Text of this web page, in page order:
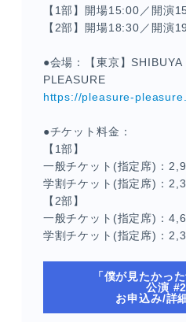
【1部】開場15:00／開演
【2部】開場18:30／開演
●会場：【東京】SHIBUYA
PLEASURE
https://pleasure-
●チケット料金：
【1部】
一般チケット(指定席)：
学割チケット(指定席)：
【2部】
一般チケット(指定席)：
学割チケット(指定席)：
「僕が見たかっ
公演
お申込み/詳